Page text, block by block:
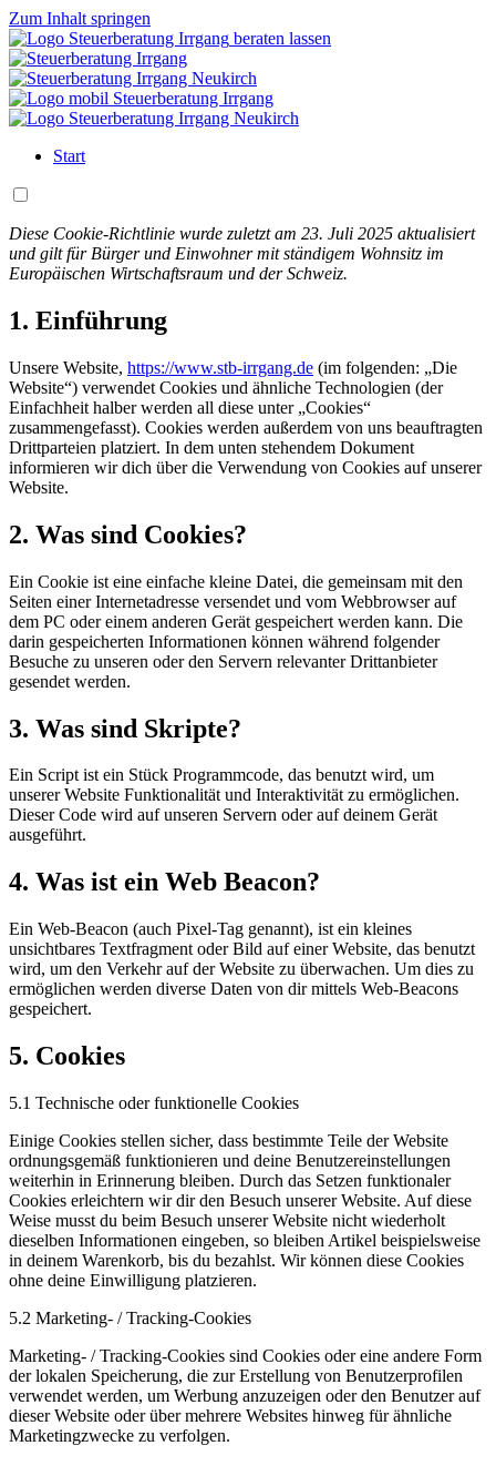
Zum Inhalt springen
beraten lassen
Start
Diese Cookie-Richtlinie wurde zuletzt am 23. Juli 2025 aktualisiert
und gilt für Bürger und Einwohner mit ständigem Wohnsitz im
Europäischen Wirtschaftsraum und der Schweiz.
1. Einführung
Unsere Website, https://www.stb-irrgang.de (im folgenden: „Die
Website“) verwendet Cookies und ähnliche Technologien (der
Einfachheit halber werden all diese unter „Cookies“
zusammengefasst). Cookies werden außerdem von uns beauftragten
Drittparteien platziert. In dem unten stehendem Dokument
informieren wir dich über die Verwendung von Cookies auf unserer
Website.
2. Was sind Cookies?
Ein Cookie ist eine einfache kleine Datei, die gemeinsam mit den
Seiten einer Internetadresse versendet und vom Webbrowser auf
dem PC oder einem anderen Gerät gespeichert werden kann. Die
darin gespeicherten Informationen können während folgender
Besuche zu unseren oder den Servern relevanter Drittanbieter
gesendet werden.
3. Was sind Skripte?
Ein Script ist ein Stück Programmcode, das benutzt wird, um
unserer Website Funktionalität und Interaktivität zu ermöglichen.
Dieser Code wird auf unseren Servern oder auf deinem Gerät
ausgeführt.
4. Was ist ein Web Beacon?
Ein Web-Beacon (auch Pixel-Tag genannt), ist ein kleines
unsichtbares Textfragment oder Bild auf einer Website, das benutzt
wird, um den Verkehr auf der Website zu überwachen. Um dies zu
ermöglichen werden diverse Daten von dir mittels Web-Beacons
gespeichert.
5. Cookies
5.1 Technische oder funktionelle Cookies
Einige Cookies stellen sicher, dass bestimmte Teile der Website
ordnungsgemäß funktionieren und deine Benutzereinstellungen
weiterhin in Erinnerung bleiben. Durch das Setzen funktionaler
Cookies erleichtern wir dir den Besuch unserer Website. Auf diese
Weise musst du beim Besuch unserer Website nicht wiederholt
dieselben Informationen eingeben, so bleiben Artikel beispielsweise
in deinem Warenkorb, bis du bezahlst. Wir können diese Cookies
ohne deine Einwilligung platzieren.
5.2 Marketing- / Tracking-Cookies
Marketing- / Tracking-Cookies sind Cookies oder eine andere Form
der lokalen Speicherung, die zur Erstellung von Benutzerprofilen
verwendet werden, um Werbung anzuzeigen oder den Benutzer auf
dieser Website oder über mehrere Websites hinweg für ähnliche
Marketingzwecke zu verfolgen.